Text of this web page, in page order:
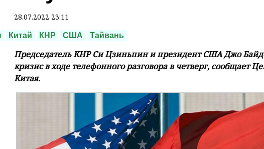
28.07.2022 23:11
Китай КНР США Тайвань
Председатель КНР Си Цзиньпин и президент США Джо
кризис в ходе телефонного разговора в четверг, сообщает
Китая.